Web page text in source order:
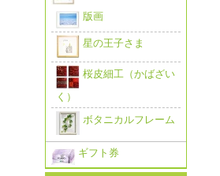
版画
星の王子さま
桜皮細工（かばざい
く）
ボタニカルフレーム
ギフト券